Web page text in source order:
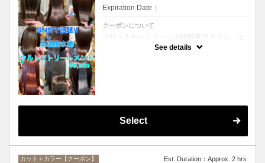
Expiration Date：
クーポンについて
ブリーチやハイトーンの韓国系アイドル、エ
イジング毛にお悩みの美魔女も夢中！全ての
世代、髪質、メニューに対応できる髪質改善
See details
Select
カット＋カラー【クーポン】 Est. Duration：Approx. 2 hrs